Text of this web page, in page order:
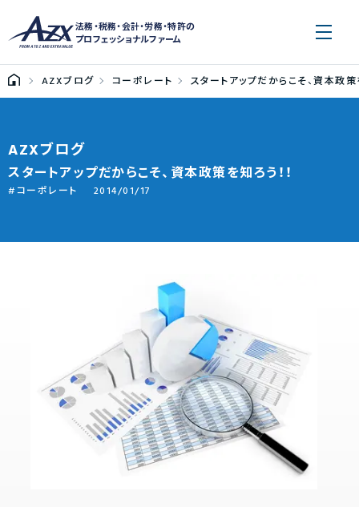
法務・税務・会計・労務・特許の
プロフェッショナルファーム
AZXブログ コーポレート スタートアップだからこそ、資本政策
AZXブログ
スタートアップだからこそ、資本政策を知ろう！！
コーポレート 2014/01/17